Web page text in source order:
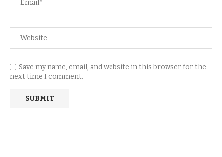
Save my name, email, and website in this browser for the
next time I comment.